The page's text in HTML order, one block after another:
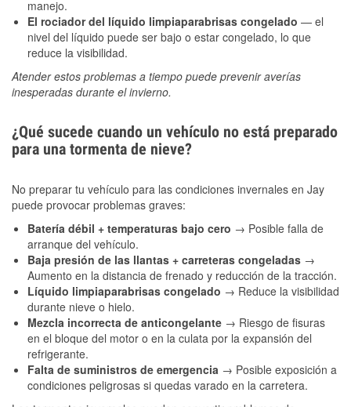
manejo.
El rociador del líquido limpiaparabrisas congelado — el
nivel del líquido puede ser bajo o estar congelado, lo que
reduce la visibilidad.
Atender estos problemas a tiempo puede prevenir averías
inesperadas durante el invierno.
¿Qué sucede cuando un vehículo no está preparado
para una tormenta de nieve?
No preparar tu vehículo para las condiciones invernales en Jay
puede provocar problemas graves:
Batería débil + temperaturas bajo cero → Posible falla de
arranque del vehículo.
Baja presión de las llantas + carreteras congeladas →
Aumento en la distancia de frenado y reducción de la tracción.
Líquido limpiaparabrisas congelado → Reduce la visibilidad
durante nieve o hielo.
Mezcla incorrecta de anticongelante → Riesgo de fisuras
en el bloque del motor o en la culata por la expansión del
refrigerante.
Falta de suministros de emergencia → Posible exposición a
condiciones peligrosas si quedas varado en la carretera.